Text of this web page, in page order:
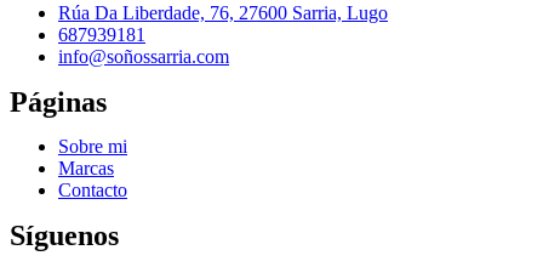
Rúa Da Liberdade, 76, 27600 Sarria, Lugo
687939181
info@soñossarria.com
Páginas
Sobre mi
Marcas
Contacto
Síguenos